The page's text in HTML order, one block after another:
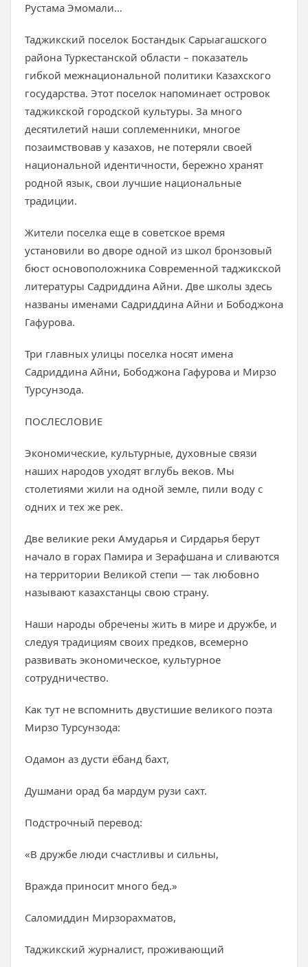
Рустама Эмомали…
Таджикский поселок Бостандык Сарыагашского
района Туркестанской области – показатель
гибкой межнациональной политики Казахского
государства. Этот поселок напоминает островок
таджикской городской культуры. За много
десятилетий наши соплеменники, многое
позаимствовав у казахов, не потеряли своей
национальной идентичности, бережно хранят
родной язык, свои лучшие национальные
традиции.
Жители поселка еще в советское время
установили во дворе одной из школ бронзовый
бюст основоположника Современной таджикской
литературы Садриддина Айни. Две школы здесь
названы именами Садриддина Айни и Бободжона
Гафурова.
Три главных улицы поселка носят имена
Садриддина Айни, Бободжона Гафурова и Мирзо
Турсунзода.
ПОСЛЕСЛОВИЕ
Экономические, культурные, духовные связи
наших народов уходят вглубь веков. Мы
столетиями жили на одной земле, пили воду с
одних и тех же рек.
Две великие реки Амударья и Сирдарья берут
начало в горах Памира и Зерафшана и сливаются
на территории Великой степи — так любовно
называют казахстанцы свою страну.
Наши народы обречены жить в мире и дружбе, и
следуя традициям своих предков, всемерно
развивать экономическое, культурное
сотрудничество.
Как тут не вспомнить двустишие великого поэта
Мирзо Турсунзода:
Одамон аз дусти ёбанд бахт,
Душмани орад ба мардум рузи сахт.
Подстрочный перевод:
«В дружбе люди счастливы и сильны,
Вражда приносит много бед.»
Саломиддин Мирзорахматов,
Таджикский журналист, проживающий